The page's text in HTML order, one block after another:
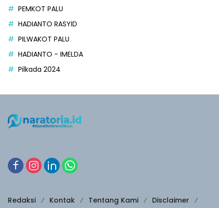
PEMKOT PALU
HADIANTO RASYID
PILWAKOT PALU
HADIANTO - IMELDA
Pilkada 2024
Redaksi Kontak Tentang Kami
Disclaimer